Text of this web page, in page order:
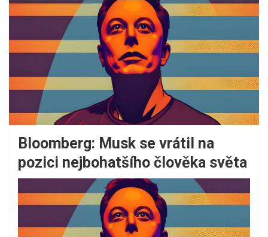
Bloomberg: Musk se vrátil na
pozici nejbohatšího člověka světa